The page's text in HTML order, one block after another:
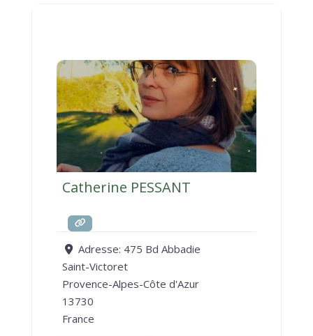
Catherine PESSANT
Adresse: 475 Bd Abbadie
Saint-Victoret
Provence-Alpes-Côte d'Azur
13730
France